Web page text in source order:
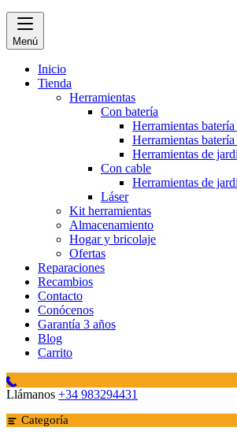
Menú
Inicio
Tienda
Herramientas
Con batería
Herramientas
Herramientas
Herramientas de
Con cable
Herramientas de
Láser
Kit herramientas
Almacenamiento
Hogar y bricolaje
Ofertas
Reparaciones
Recambios
Contacto
Conócenos
Garantía 3 años
Blog
Carrito
Llámanos +34 983294431
Categoría